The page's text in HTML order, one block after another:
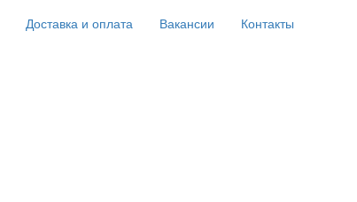
Доставка и оплата Вакансии Контакты